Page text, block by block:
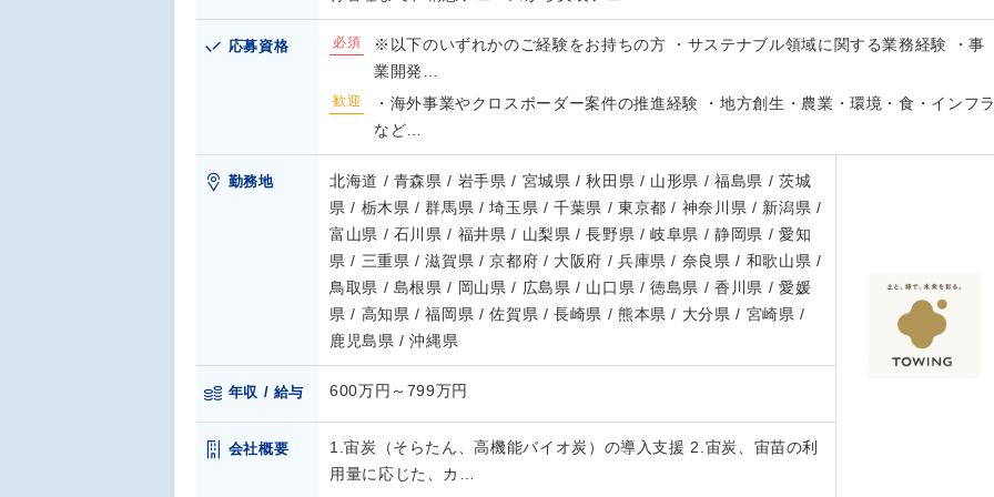
応募資格 必須
※以下のいずれかのご経験をお持ちの方 ・サステナブル領域に関する業務経験 ・事
業開発…
歓迎
・海外事業やクロスボーダー案件の推進経験 ・地方創生・農業・環境・食・インフ
など…
勤務地
北海道 / 青森県 / 岩手県 / 宮城県 / 秋田県 / 山形県 / 福島県 / 茨城
県 / 栃木県 / 群馬県 / 埼玉県 / 千葉県 / 東京都 / 神奈川県 / 新潟県 /
富山県 / 石川県 / 福井県 / 山梨県 / 長野県 / 岐阜県 / 静岡県 / 愛知
県 / 三重県 / 滋賀県 / 京都府 / 大阪府 / 兵庫県 / 奈良県 / 和歌山県 /
鳥取県 / 島根県 / 岡山県 / 広島県 / 山口県 / 徳島県 / 香川県 / 愛媛
県 / 高知県 / 福岡県 / 佐賀県 / 長崎県 / 熊本県 / 大分県 / 宮崎県 /
鹿児島県 / 沖縄県
年収 / 給与 600万円～799万円
会社概要
1.宙炭（そらたん、高機能バイオ炭）の導入支援 2.宙炭、宙苗の利
用量に応じた、カ…